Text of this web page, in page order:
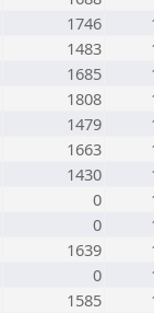
1746
1483
1685
1808
1479
1663
1430
0
0
1639
0
1585